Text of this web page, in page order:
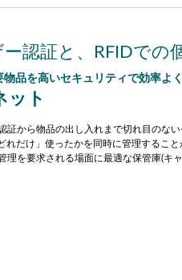
認証と、RFIDでの
品を高いセキュリティで効率よ
ット
証から物品の出し入れまで切れ目のな
れだけ」使ったかを同時に管理するこ
理を要求される場面に最適な保管庫(キ